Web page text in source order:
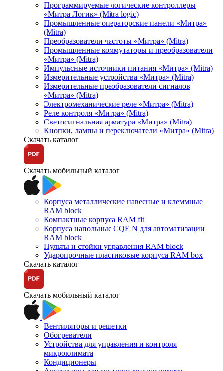
Программируемые логические контроллеры
«Митра Логик» (Mitra logic)
Промышленные операторские панели «Митра»
(Mitra)
Преобразователи частоты «Митра» (Mitra)
Промышленные коммутаторы и преобразователи
«Митра» (Mitra)
Импульсные источники питания «Митра» (Mitra)
Измерительные устройства «Митра» (Mitra)
Измерительные преобразователи сигналов
«Митра» (Mitra)
Электромеханические реле «Митра» (Mitra)
Реле контроля «Митра» (Mitra)
Светосигнальная арматура «Митра» (Mitra)
Кнопки, лампы и переключатели «Митра» (Mitra)
Скачать каталог
Скачать мобильный каталог
Корпуса металлические навесные и клеммные
RAM block
Компактные корпуса RAM fit
Корпуса напольные CQE N для автоматизации
RAM block
Пульты и стойки управления RAM block
Ударопрочные пластиковые корпуса RAM box
Скачать каталог
Скачать мобильный каталог
Вентиляторы и решетки
Обогреватели
Устройства для управления и контроля
микроклимата
Кондиционеры